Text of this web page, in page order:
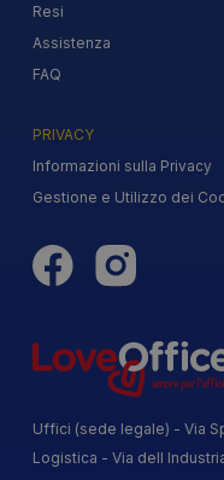
Resi
Assistenza
FAQ
PRIVACY
Informazioni sulla Privacy
Gestione e Utilizzo dei
Uffici (sede legale) - Via
Logistica - Via dell